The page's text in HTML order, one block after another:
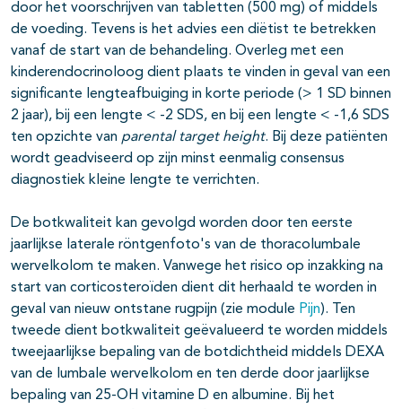
door het voorschrijven van tabletten (500 mg) of middels
de voeding. Tevens is het advies een diëtist te betrekken
vanaf de start van de behandeling. Overleg met een
kinderendocrinoloog dient plaats te vinden in geval van een
significante lengteafbuiging in korte periode (> 1 SD binnen
2 jaar), bij een lengte < -2 SDS, en bij een lengte < -1,6 SDS
ten opzichte van parental target height. Bij deze patiënten
wordt geadviseerd op zijn minst eenmalig consensus
diagnostiek kleine lengte te verrichten.
De botkwaliteit kan gevolgd worden door ten eerste
jaarlijkse laterale röntgenfoto's van de thoracolumbale
wervelkolom te maken. Vanwege het risico op inzakking na
start van corticosteroïden dient dit herhaald te worden in
geval van nieuw ontstane rugpijn (zie module Pijn). Ten
tweede dient botkwaliteit geëvalueerd te worden middels
tweejaarlijkse bepaling van de botdichtheid middels DEXA
van de lumbale wervelkolom en ten derde door jaarlijkse
bepaling van 25-OH vitamine D en albumine. Bij het